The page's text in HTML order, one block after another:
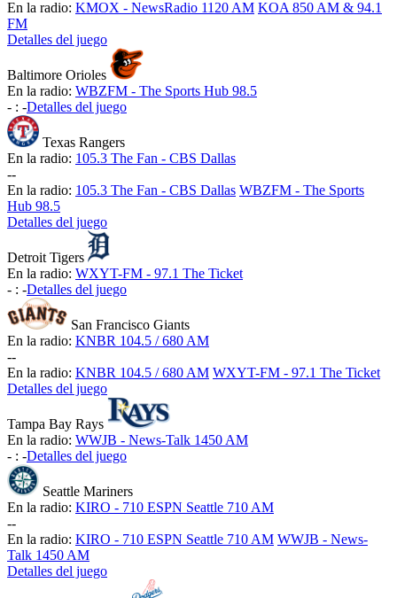
En la radio: KMOX - NewsRadio 1120 AM KOA 850 AM & 94.1
FM
Detalles del juego
Baltimore Orioles
En la radio: WBZFM - The Sports Hub 98.5
- : -Detalles del juego
Texas Rangers
En la radio: 105.3 The Fan - CBS Dallas
--
En la radio: 105.3 The Fan - CBS Dallas WBZFM - The Sports
Hub 98.5
Detalles del juego
Detroit Tigers
En la radio: WXYT-FM - 97.1 The Ticket
- : -Detalles del juego
San Francisco Giants
En la radio: KNBR 104.5 / 680 AM
--
En la radio: KNBR 104.5 / 680 AM WXYT-FM - 97.1 The Ticket
Detalles del juego
Tampa Bay Rays
En la radio: WWJB - News-Talk 1450 AM
- : -Detalles del juego
Seattle Mariners
En la radio: KIRO - 710 ESPN Seattle 710 AM
--
En la radio: KIRO - 710 ESPN Seattle 710 AM WWJB - News-
Talk 1450 AM
Detalles del juego